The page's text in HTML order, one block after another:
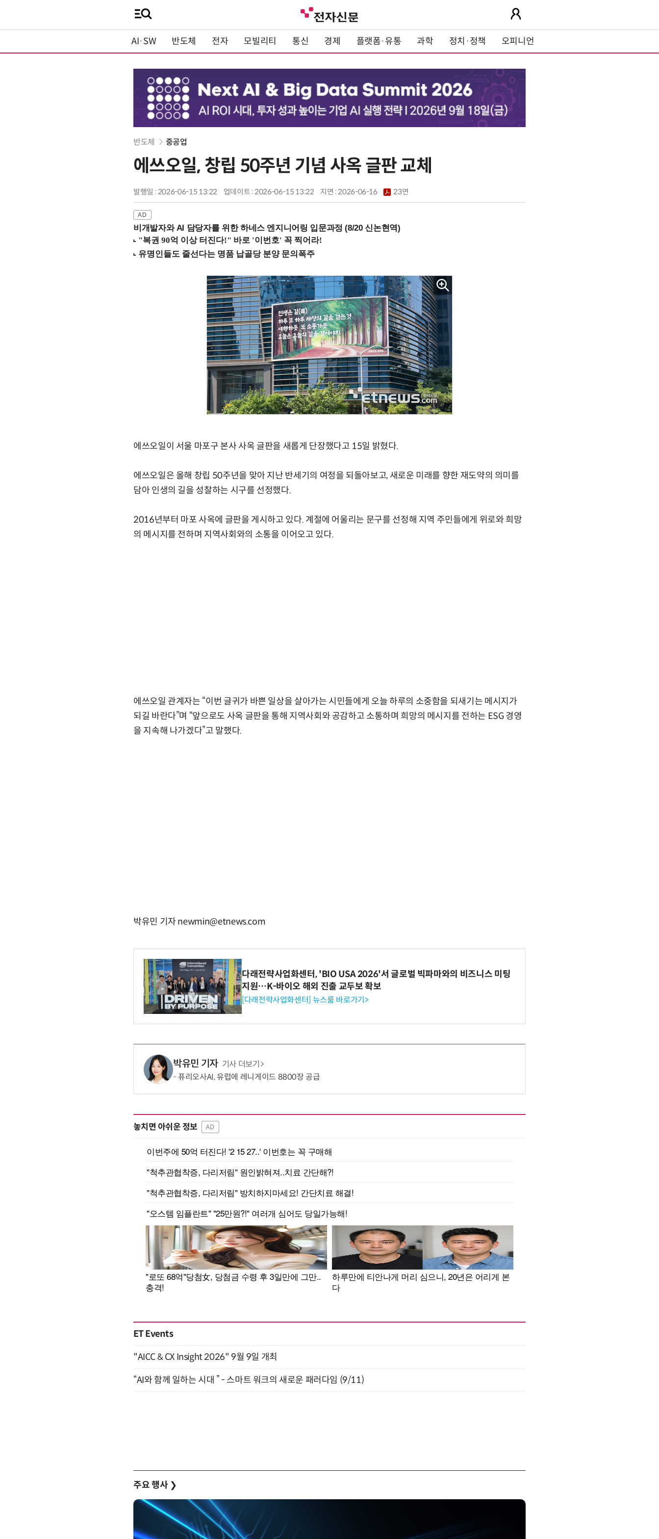
AI·SW 반도체 전자 모빌리티 통신 경제 플랫폼·유통 과학 정치·정책 오피니언
반도체 중공업
에쓰오일, 창립 50주년 기념 사옥 글판 교체
발행일 : 2026-06-15 13:22 업데이트 : 2026-06-15 13:22 지면 :2026-06-16 23면
비개발자와 AI 담당자를 위한 하네스 엔지니어링 입문과정 (8/20 신논현역)
에쓰오일이 서울 마포구 본사 사옥 글판을 새롭게 단장했다고 15일 밝혔다.
에쓰오일은 올해 창립 50주년을 맞아 지난 반세기의 여정을 되돌아보고, 새로운 미래를 향한 재도약의 의미를
담아 인생의 길을 성찰하는 시구를 선정했다.
2016년부터 마포 사옥에 글판을 게시하고 있다. 계절에 어울리는 문구를 선정해 지역 주민들에게 위로와 희망
의 메시지를 전하며 지역사회와의 소통을 이어오고 있다.
에쓰오일 관계자는 “이번 글귀가 바쁜 일상을 살아가는 시민들에게 오늘 하루의 소중함을 되새기는 메시지가
되길 바란다”며 “앞으로도 사옥 글판을 통해 지역사회와 공감하고 소통하며 희망의 메시지를 전하는 ESG 경영
을 지속해 나가겠다”고 말했다.
박유민 기자 newmin@etnews.com
다래전략사업화센터, 'BIO USA 2026'서 글로벌 빅파마와의 비즈니스 미팅
지원…K-바이오 해외 진출 교두보 확보
[다래전략사업화센터] 뉴스룸 바로가기>
박유민 기자 기사 더보기
퓨리오사AI, 유럽에 레니게이드 8800장 공급
놓치면 아쉬운 정보 AD
ET Events
"AICC & CX Insight 2026" 9월 9일 개최
“AI와 함께 일하는 시대 ” - 스마트 워크의 새로운 패러다임 (9/11)
주요 행사 ❯